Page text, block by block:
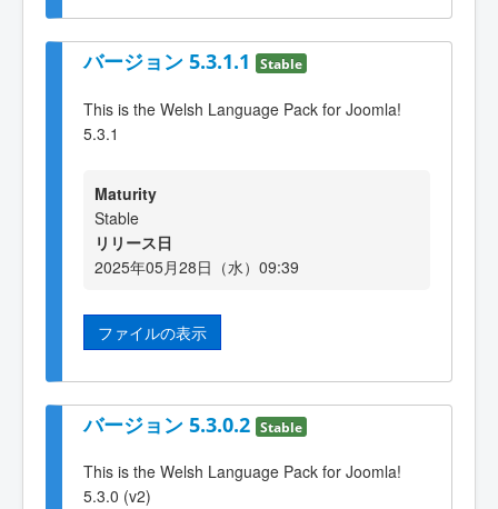
バージョン 5.3.1.1 Stable
This is the Welsh Language Pack for Joomla!
5.3.1
Maturity
Stable
リリース日
2025年05月28日（水）09:39
ファイルの表示
バージョン 5.3.0.2 Stable
This is the Welsh Language Pack for Joomla!
5.3.0 (v2)